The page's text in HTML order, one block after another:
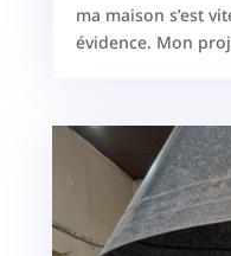
ma maison s’est
évidence. Mon